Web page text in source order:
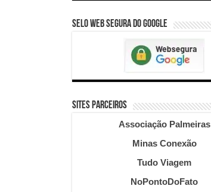
SELO WEB SEGURA do GOOGLE
SITES PARCEIROS
Associação Palmeiras
Minas Conexão
Tudo Viagem
NoPontoDoFato